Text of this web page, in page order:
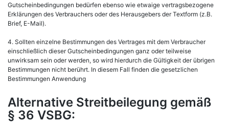
Gutscheinbedingungen bedürfen ebenso wie etwaige vertragsbezogene
Erklärungen des Verbrauchers oder des Herausgebers der Textform (z.B.
Brief, E-Mail).
4. Sollten einzelne Bestimmungen des Vertrages mit dem Verbraucher
einschließlich dieser Gutscheinbedingungen ganz oder teilweise
unwirksam sein oder werden, so wird hierdurch die Gültigkeit der übrigen
Bestimmungen nicht berührt. In diesem Fall finden die gesetzlichen
Bestimmungen Anwendung
Alternative Streitbeilegung gemäß
§ 36 VSBG: